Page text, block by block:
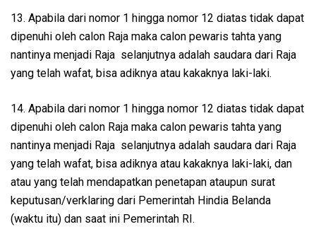
13. Apabila dari nomor 1 hingga nomor 12 diatas tidak dapat
dipenuhi oleh calon Raja maka calon pewaris tahta yang
nantinya menjadi Raja selanjutnya adalah saudara dari Raja
yang telah wafat, bisa adiknya atau kakaknya laki-laki.
14. Apabila dari nomor 1 hingga nomor 12 diatas tidak dapat
dipenuhi oleh calon Raja maka calon pewaris tahta yang
nantinya menjadi Raja selanjutnya adalah saudara dari Raja
yang telah wafat, bisa adiknya atau kakaknya laki-laki, dan
atau yang telah mendapatkan penetapan ataupun surat
keputusan/verklaring dari Pemerintah Hindia Belanda
(waktu itu) dan saat ini Pemerintah RI.